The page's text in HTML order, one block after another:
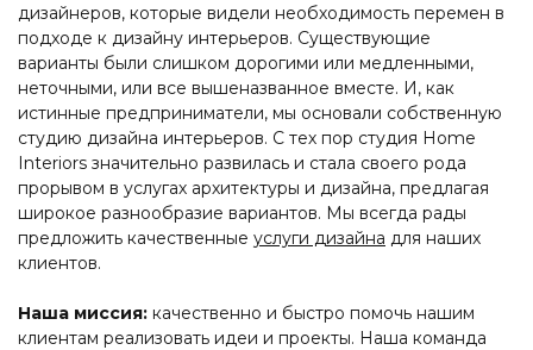
дизайнеров, которые видели необходимость перемен в
подходе к дизайну интерьеров. Существующие
варианты были слишком дорогими или медленными,
неточными, или все вышеназванное вместе. И, как
истинные предприниматели, мы основали собственную
студию дизайна интерьеров. С тех пор студия Home
Interiors значительно развилась и стала своего рода
прорывом в услугах архитектуры и дизайна, предлагая
широкое разнообразие вариантов. Мы всегда рады
предложить качественные услуги дизайна для наших
клиентов.
Наша миссия: качественно и быстро помочь нашим
клиентам реализовать идеи и проекты. Наша команда